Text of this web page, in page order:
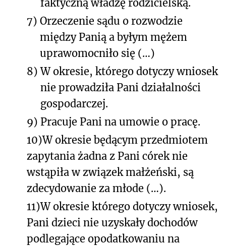
faktyczną władzę rodzicielską.
7) Orzeczenie sądu o rozwodzie
między Panią a byłym mężem
uprawomocniło się (…)
8) W okresie, którego dotyczy wniosek
nie prowadziła Pani działalności
gospodarczej.
9) Pracuje Pani na umowie o pracę.
10)W okresie będącym przedmiotem
zapytania żadna z Pani córek nie
wstąpiła w związek małżeński, są
zdecydowanie za młode (…).
11)W okresie którego dotyczy wniosek,
Pani dzieci nie uzyskały dochodów
podlegające opodatkowaniu na